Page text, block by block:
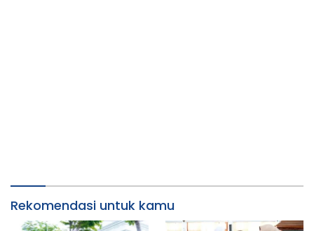
Rekomendasi untuk kamu